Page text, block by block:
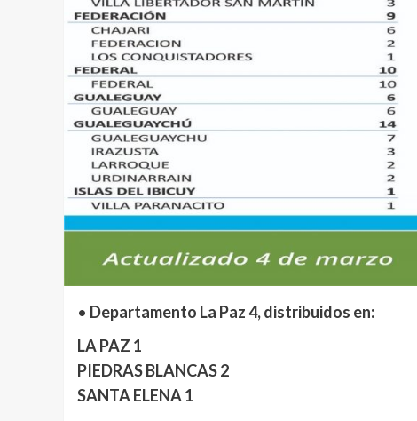
• Departamento La Paz 4, distribuidos en:
LA PAZ 1
PIEDRAS BLANCAS 2
SANTA ELENA 1